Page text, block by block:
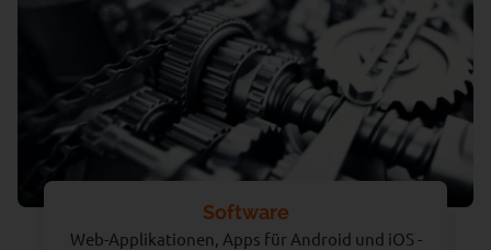
Software
Web-Applikationen, Apps für Android und iOS -